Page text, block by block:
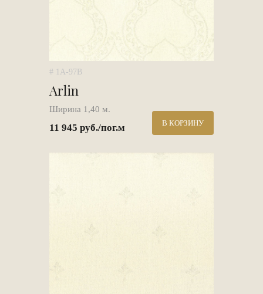
# 1A-97B
Arlin
Ширина 1,40 м.
11 945 руб./пог.м В КОРЗИНУ